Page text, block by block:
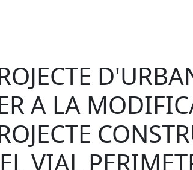
A LA
VIAL